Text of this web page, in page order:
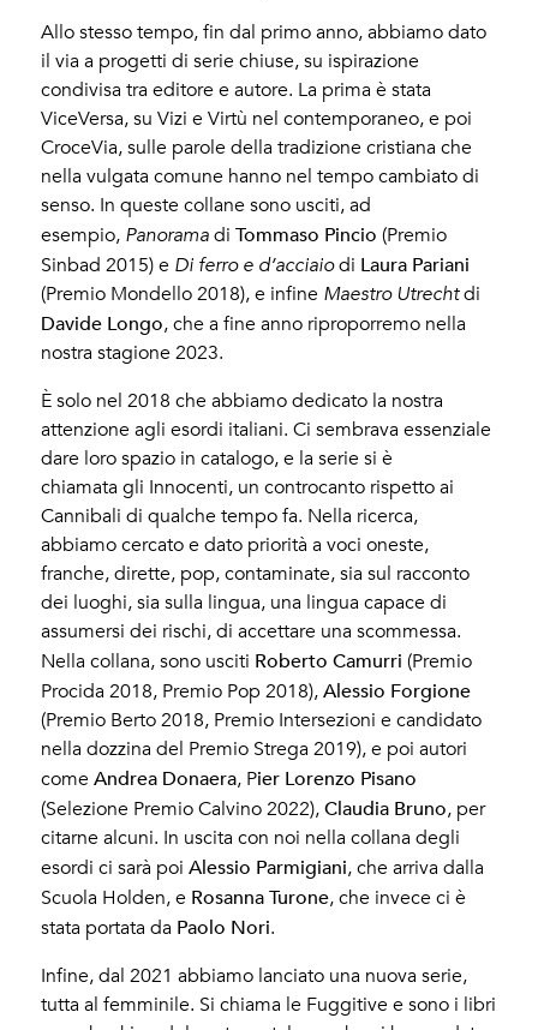
Allo stesso tempo, fin dal primo anno, abbiamo dato
il via a progetti di serie chiuse, su ispirazione
condivisa tra editore e autore. La prima è stata
ViceVersa, su Vizi e Virtù nel contemporaneo, e poi
CroceVia, sulle parole della tradizione cristiana che
nella vulgata comune hanno nel tempo cambiato di
senso. In queste collane sono usciti, ad
esempio, Panorama diTommaso Pincio (Premio
Sinbad 2015) e Di ferro e d’acciaiodi Laura Pariani
(Premio Mondello 2018), e infine Maestro Utrechtdi
Davide Longo, che a fine anno riproporremo nella
nostra stagione 2023.
È solo nel 2018 che abbiamo dedicato la nostra
attenzione agli esordi italiani. Ci sembrava essenziale
dare loro spazio in catalogo, e la serie si è
chiamata gli Innocenti, un controcanto rispetto ai
Cannibali di qualche tempo fa. Nella ricerca,
abbiamo cercato e dato priorità a voci oneste,
franche, dirette, pop, contaminate, sia sul racconto
dei luoghi, sia sulla lingua, una lingua capace di
assumersi dei rischi, di accettare una scommessa.
Nella collana, sono usciti Roberto Camurri (Premio
Procida 2018, Premio Pop 2018),Alessio Forgione
(Premio Berto 2018, Premio Intersezioni e candidato
nella dozzina del Premio Strega 2019), e poi autori
comeAndrea Donaera, Pier Lorenzo Pisano
(Selezione Premio Calvino 2022),Claudia Bruno, per
citarne alcuni. In uscita con noi nella collana degli
esordi ci sarà poiAlessio Parmigiani, che arriva dalla
Scuola Holden, e Rosanna Turone, che invece ci è
stata portata da Paolo Nori.
Infine, dal 2021 abbiamo lanciato una nuova serie,
tutta al femminile. Si chiama le Fuggitive e sono i libri